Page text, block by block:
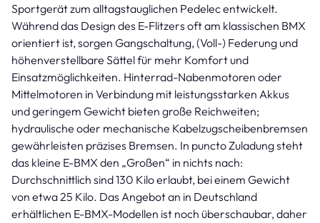
Sportgerät zum alltagstauglichen Pedelec entwickelt.
Während das Design des E-Flitzers oft am klassischen BMX
orientiert ist, sorgen Gangschaltung, (Voll-) Federung und
höhenverstellbare Sättel für mehr Komfort und
Einsatzmöglichkeiten. Hinterrad-Nabenmotoren oder
Mittelmotoren in Verbindung mit leistungsstarken Akkus
und geringem Gewicht bieten große Reichweiten;
hydraulische oder mechanische Kabelzugscheibenbremsen
gewährleisten präzises Bremsen. In puncto Zuladung steht
das kleine E-BMX den „Großen“ in nichts nach:
Durchschnittlich sind 130 Kilo erlaubt, bei einem Gewicht
von etwa 25 Kilo. Das Angebot an in Deutschland
erhältlichen E-BMX-Modellen ist noch überschaubar, daher